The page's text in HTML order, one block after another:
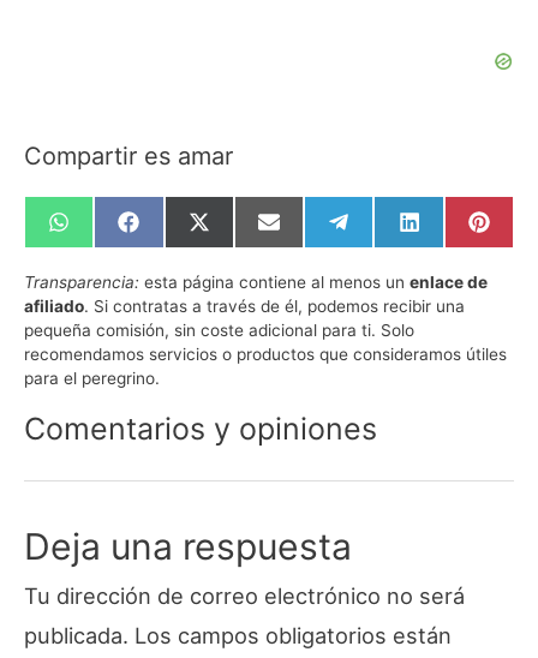
Compartir es amar
Compartir
en
WhatsApp
Compartir
en
Facebook
Compartir
en
X
(Twitter)
Compartir
en
Email
Compartir
en
Telegram
Compartir
en
LinkedIn
en
Transparencia: esta página contiene al menos un enlace de
afiliado. Si contratas a través de él, podemos recibir una
pequeña comisión, sin coste adicional para ti. Solo
recomendamos servicios o productos que consideramos útiles
para el peregrino.
Comentarios y opiniones
Deja una respuesta
Tu dirección de correo electrónico no será
publicada. Los campos obligatorios están